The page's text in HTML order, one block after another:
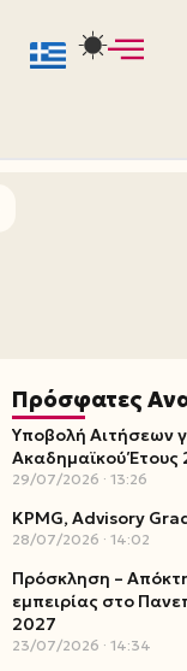
Πρόσφατες
Υποβολή Αιτήσεων
Ακαδημαϊκού
29/07/2026 13:26
KPMG, Advisory
28/07/2026 14:02
Πρόσκληση –
εμπειρίας στο
2027
23/07/2026 14:34